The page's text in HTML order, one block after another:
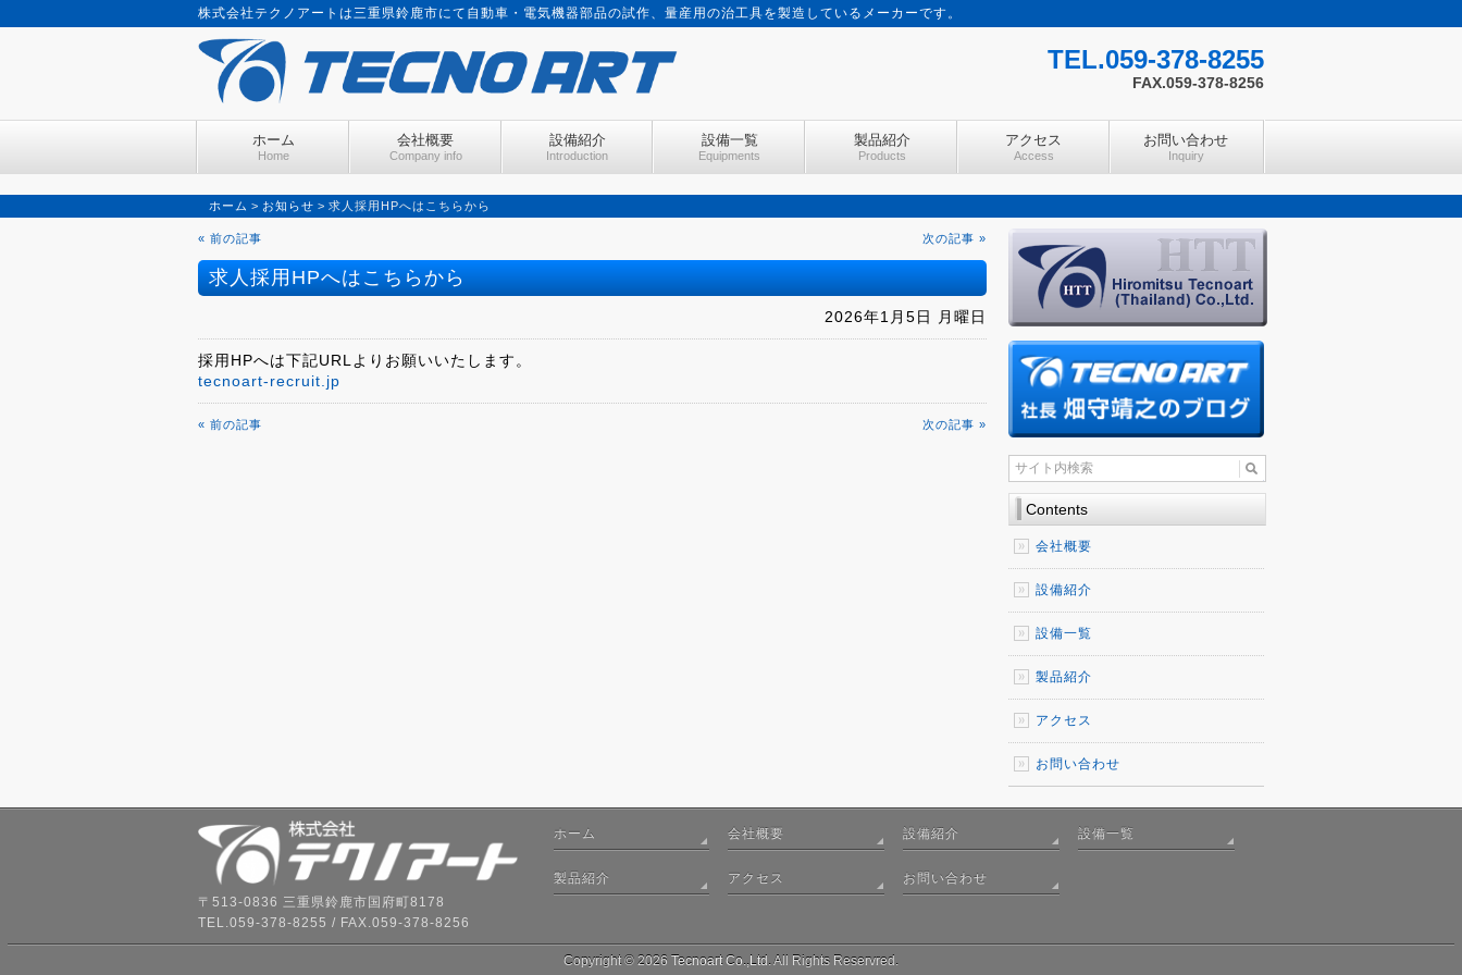
株式会社テクノアートは三重県鈴鹿市にて自動車・電気機器部品の試作、量産用の治工具を製造しているメーカーです。
TEL.059-378-8255
FAX.059-378-8256
ホーム
Home
会社概要
Company info
設備紹介
Introduction
設備一覧
Equipments
製品紹介
Products
アクセス
Access
お問い合わせ
Inquiry
ホーム > お知らせ > 求人採用HPへはこちらから
« 前の記事 次の記事 »
求人採用HPへはこちらから
2026年1月5日 月曜日
採用HPへは下記URLよりお願いいたします。
tecnoart-recruit.jp
« 前の記事 次の記事 »
Contents
会社概要
設備紹介
設備一覧
製品紹介
アクセス
お問い合わせ
〒513-0836 三重県鈴鹿市国府町8178
TEL.059-378-8255 / FAX.059-378-8256
ホーム 会社概要 設備紹介 設備一覧
製品紹介 アクセス お問い合わせ
Copyright © 2026 Tecnoart Co.,Ltd. All Rights Reservred.